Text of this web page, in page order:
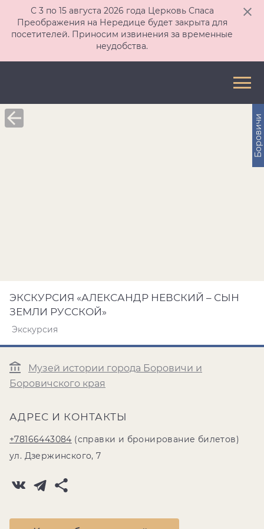
С 3 по 15 августа 2026 года Церковь Спаса
Преображения на Нередице будет закрыта для
посетителей. Приносим извинения за временные
неудобства.
ЭКСКУРСИЯ «АЛЕКСАНДР НЕВСКИЙ – СЫН
ЗЕМЛИ РУССКОЙ»
Экскурсия
Музей истории города Боровичи и
Боровичского края
АДРЕС И КОНТАКТЫ
+78166443084 (справки и бронирование билетов)
ул. Дзержинского, 7
Боровичи